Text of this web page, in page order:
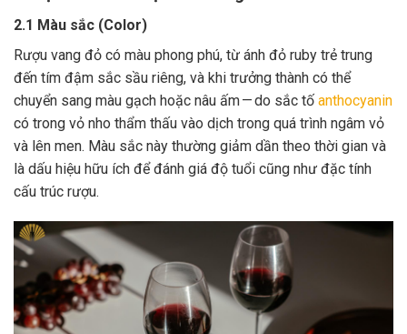
2.1 Màu sắc (Color)
Rượu vang đỏ có màu phong phú, từ ánh đỏ ruby trẻ trung
đến tím đậm sắc sầu riêng, và khi trưởng thành có thể
chuyển sang màu gạch hoặc nâu ấm — do sắc tố anthocyanin
có trong vỏ nho thẩm thấu vào dịch trong quá trình ngâm vỏ
và lên men. Màu sắc này thường giảm dần theo thời gian và
là dấu hiệu hữu ích để đánh giá độ tuổi cũng như đặc tính
cấu trúc rượu.